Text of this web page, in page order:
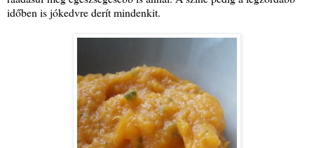
időben is jókedvre derít mindenkit.